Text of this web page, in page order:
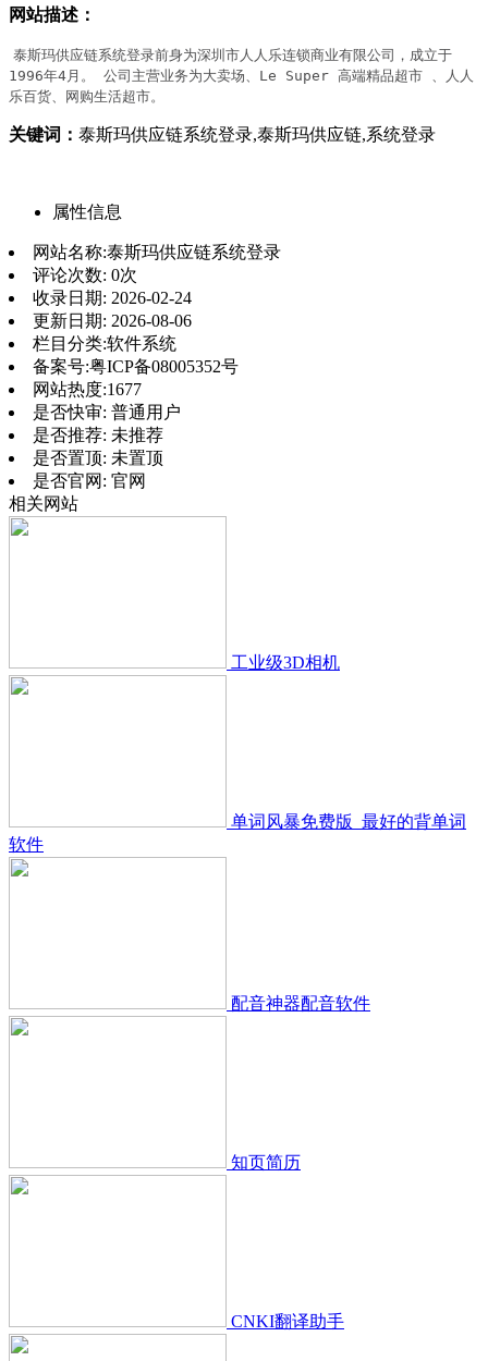
网站描述：
泰斯玛供应链系统登录前身为深圳市人人乐连锁商业有限公司，成立于
1996年4月。 公司主营业务为大卖场、Le Super 高端精品超市 、人人
乐百货、网购生活超市。
关键词： 泰斯玛供应链系统登录,泰斯玛供应链,系统登录
属性信息
网站名称:泰斯玛供应链系统登录
评论次数: 0次
收录日期: 2026-02-24
更新日期: 2026-08-06
栏目分类:软件系统
备案号:粤ICP备08005352号
网站热度:1677
是否快审: 普通用户
是否推荐: 未推荐
是否置顶: 未置顶
是否官网: 官网
相关网站
工业级3D相机
单词风暴免费版_最好的背单词
软件
配音神器配音软件
知页简历
CNKI翻译助手